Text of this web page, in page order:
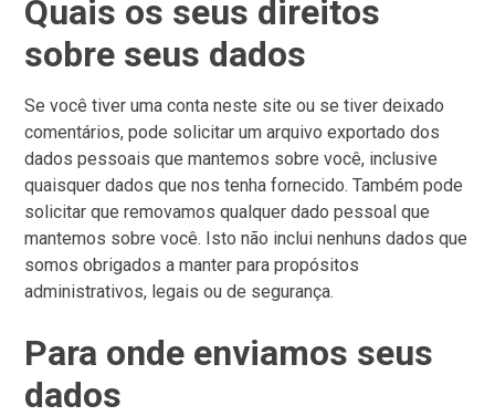
Quais os seus direitos
sobre seus dados
Se você tiver uma conta neste site ou se tiver deixado
comentários, pode solicitar um arquivo exportado dos
dados pessoais que mantemos sobre você, inclusive
quaisquer dados que nos tenha fornecido. Também pode
solicitar que removamos qualquer dado pessoal que
mantemos sobre você. Isto não inclui nenhuns dados que
somos obrigados a manter para propósitos
administrativos, legais ou de segurança.
Para onde enviamos seus
dados